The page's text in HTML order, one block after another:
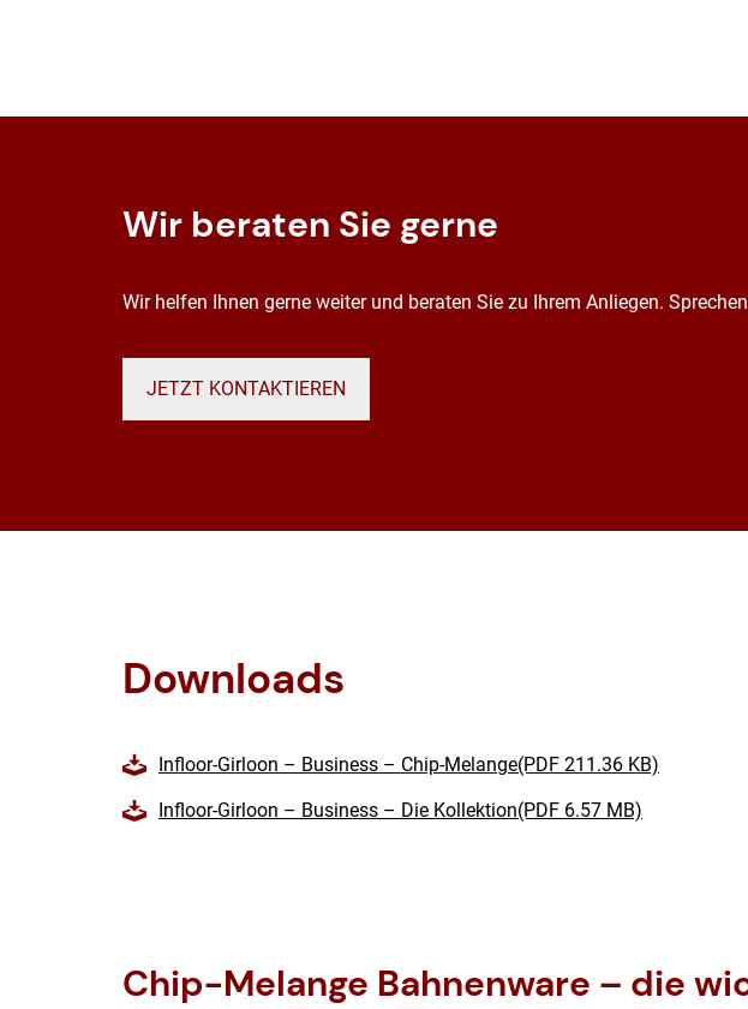
Wir beraten Sie gerne
Wir helfen Ihnen gerne weiter und beraten Sie zu Ihrem Anliegen.
JETZT KONTAKTIEREN
Downloads
Infloor-Girloon – Business – Chip-Melange(PDF 211.36 KB)
Infloor-Girloon – Business – Die Kollektion(PDF 6.57 MB)
Chip-Melange Bahnenware – die